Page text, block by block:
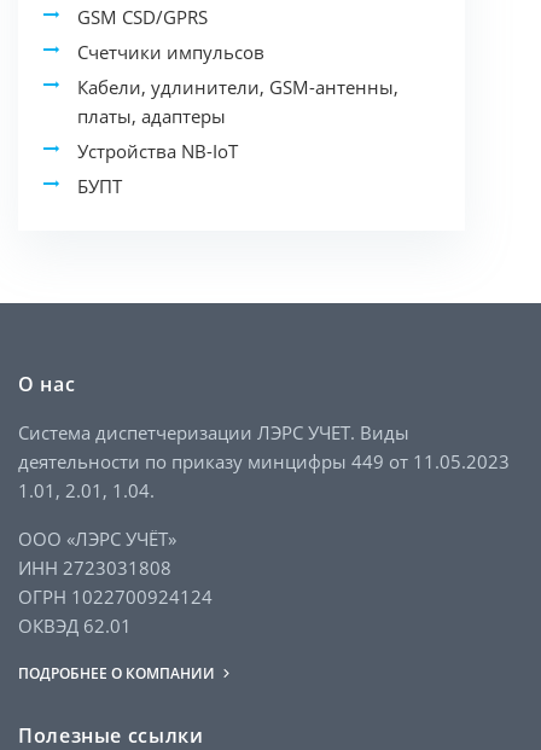
GSM CSD/GPRS
Счетчики импульсов
Кабели, удлинители, GSM-антенны,
платы, адаптеры
Устройства NB-IoT
БУПТ
О нас
Система диспетчеризации ЛЭРС УЧЕТ. Виды
деятельности по приказу минцифры 449 от 11.05.2023
1.01, 2.01, 1.04.
ООО «ЛЭРС УЧЁТ»
ИНН 2723031808
ОГРН 1022700924124
ОКВЭД 62.01
ПОДРОБНЕЕ О КОМПАНИИ
Полезные ссылки